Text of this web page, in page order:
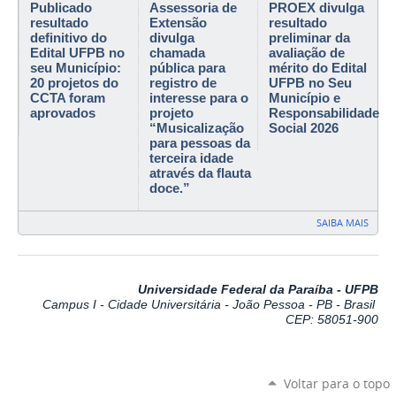
Publicado
resultado
definitivo do
Edital UFPB no
seu Município:
20 projetos do
CCTA foram
aprovados
Assessoria de
Extensão
divulga
chamada
pública para
registro de
interesse para o
projeto
“Musicalização
para pessoas da
terceira idade
através da flauta
doce.”
PROEX divulga
resultado
preliminar da
avaliação de
mérito do Edital
UFPB no Seu
Município e
Responsabilidade
Social 2026
SAIBA MAIS
Universidade Federal da Paraíba - UFPB
Campus I - Cidade Universitária - João Pessoa - PB - Brasil
CEP: 58051-900
Voltar para o topo